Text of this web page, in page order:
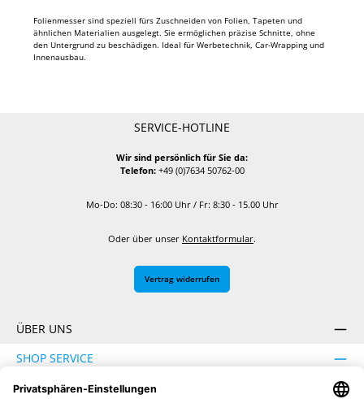
Folienmesser sind speziell fürs Zuschneiden von Folien, Tapeten und
ähnlichen Materialien ausgelegt. Sie ermöglichen präzise Schnitte, ohne
den Untergrund zu beschädigen. Ideal für Werbetechnik, Car-Wrapping und
Innenausbau.
SERVICE-HOTLINE
Wir sind persönlich für Sie da:
Telefon:+49 (0)7634 50762-00
Mo-Do: 08:30 - 16:00 Uhr / Fr: 8:30 - 15.00 Uhr
Oder über unser Kontaktformular.
Vertrag widerrufen
ÜBER UNS
SHOP SERVICE
INFORMATION